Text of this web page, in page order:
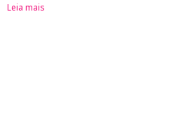
Leia mais